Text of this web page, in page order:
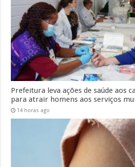
Prefeitura leva ações de saúde aos
para atrair homens aos serviços
14 horas ago